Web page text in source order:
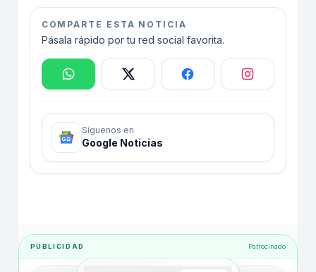
COMPARTE ESTA NOTICIA
Pásala rápido por tu red social favorita.
Síguenos en
Google Noticias
PUBLICIDAD Patrocinado